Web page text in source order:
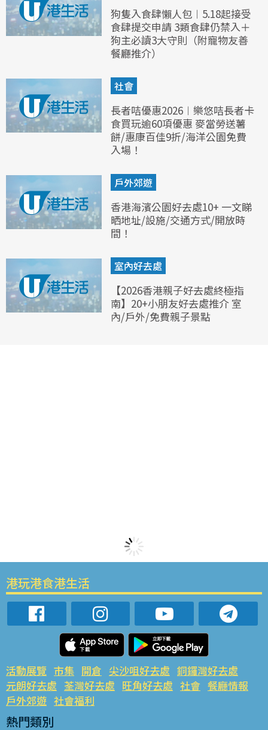
狗隻入食肆懶人包︱5.18起接受
食肆提交申請 3類食肆仍禁入＋
狗主必讀3大守則（附寵物友善
餐廳推介）
社會
長者咭優惠2026︱樂悠咭長者卡
食買玩逾60項優惠 麥當勞送薯
餅/惠康百佳9折/海洋公園免費
入場！
戶外郊遊
香港海濱公園好去處10+ 一文睇
晒地址/設施/交通方式/開放時
間！
室內好去處
【2026香港親子好去處終極指
南】20+小朋友好去處推介 室
內/戶外/免費親子景點
港玩港食港生活
活動展覽 市集 開倉 尖沙咀好去處 銅鑼灣好去處
元朗好去處 荃灣好去處 旺角好去處 社會 餐廳情報
戶外郊遊 社會福利
熱門類別